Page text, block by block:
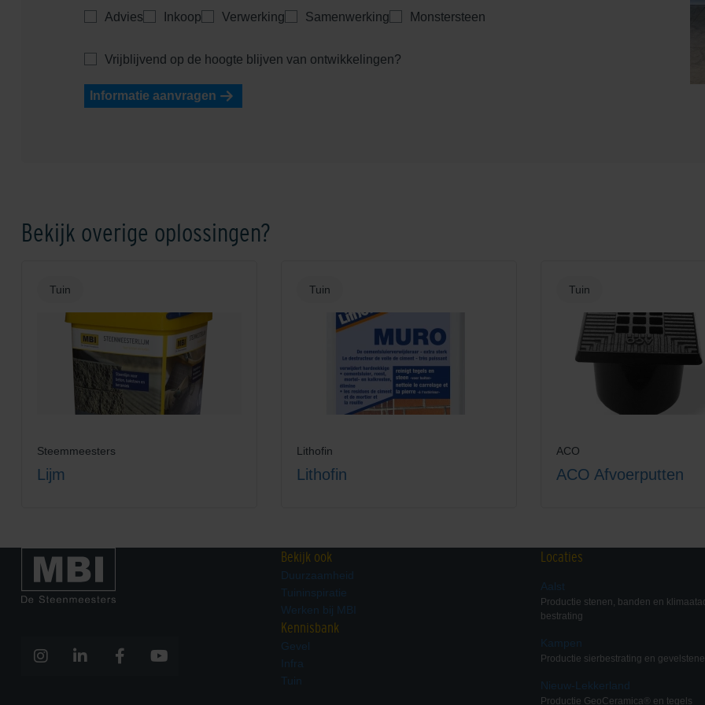
Advies Inkoop Verwerking Samenwerking Monstersteen
Vrijblijvend op de hoogte blijven van ontwikkelingen?
Informatie aanvragen
Bekijk overige oplossingen?
Tuin
Steemmeesters
Lijm
Tuin
Lithofin
Lithofin
Tuin
ACO
ACO Afvoerputten
Bekijk ook
Duurzaamheid
Tuininspiratie
Werken bij MBI
Kennisbank
Gevel
Infra
Tuin
Locaties
Aalst
Productie stenen, banden en
bestrating
Kampen
Productie sierbestrating en
Nieuw-Lekkerland
Productie GeoCeramica® en tegels